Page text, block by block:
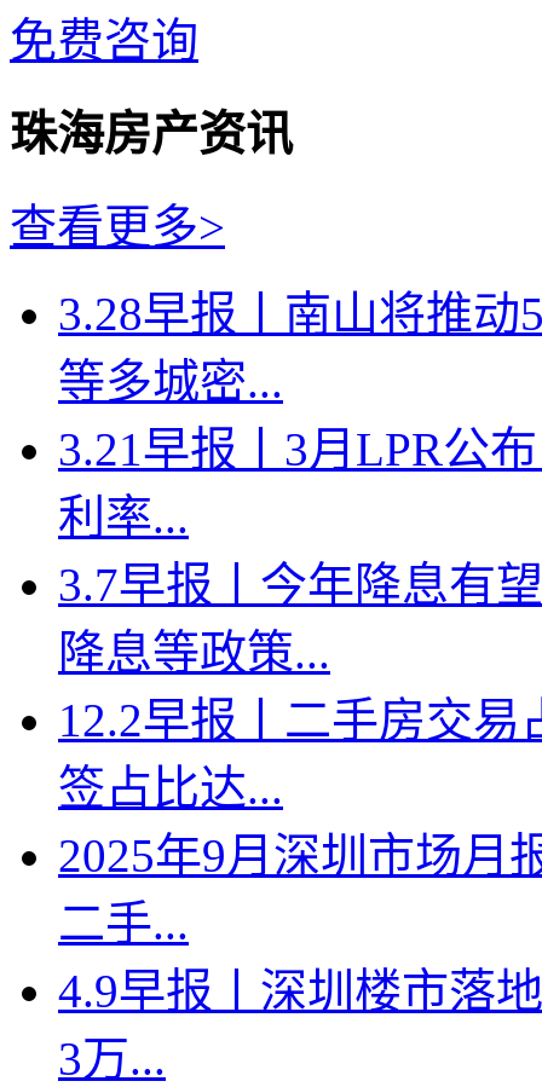
免费咨询
珠海房产资讯
查看更多>
3.28早报丨南山将推
等多城密...
3.21早报丨3月LPR公
利率...
3.7早报丨今年降息有
降息等政策...
12.2早报丨二手房交
签占比达...
2025年9月深圳市场月
二手...
4.9早报丨深圳楼市落
3万...